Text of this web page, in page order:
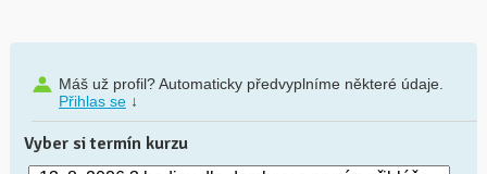
Máš už profil? Automaticky předvyplníme některé údaje.
Přihlas se↓
Vyber si termín kurzu